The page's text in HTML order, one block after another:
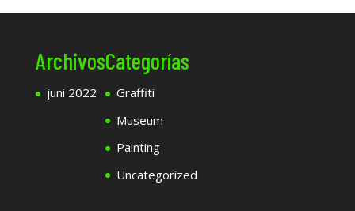
Archivos
juni 2022
Categorías
Graffiti
Museum
Painting
Uncategorized